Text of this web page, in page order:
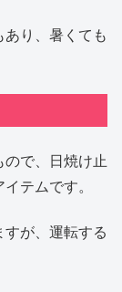
り、暑くても
で、日焼け止
テムです。
が、運転する